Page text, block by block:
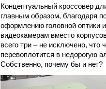
Концептуальный кроссовер
главным образом, благодаря
оформлению головной оптики
видеокамерам вместо
всего три – не исключено, что
перевоплотится в недорогую
Собственно, почему бы и нет?